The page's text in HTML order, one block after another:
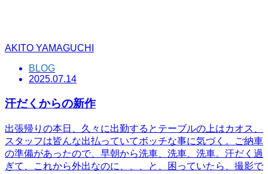
AKITO YAMAGUCHI
BLOG
2025.07.14
汗だくからの新作
出張帰りの本日、久々に出勤するとテーブルの上はカオス、
スタッフは皆んな出払っていてボッチな事に気づく。ご納車
の準備があったので、早朝から洗車、洗車、洗車。汗だく過
ぎて、これから外出なのに、、、と、困っていたら、撮影で